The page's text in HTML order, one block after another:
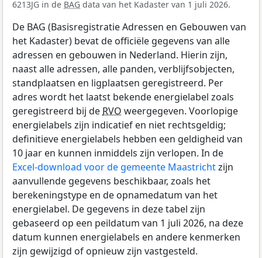
6213JG in de BAG data van het Kadaster van 1 juli 2026.
De BAG (Basisregistratie Adressen en Gebouwen van
het Kadaster) bevat de officiële gegevens van alle
adressen en gebouwen in Nederland. Hierin zijn,
naast alle adressen, alle panden, verblijfsobjecten,
standplaatsen en ligplaatsen geregistreerd. Per
adres wordt het laatst bekende energielabel zoals
geregistreerd bij de RVO weergegeven. Voorlopige
energielabels zijn indicatief en niet rechtsgeldig;
definitieve energielabels hebben een geldigheid van
10 jaar en kunnen inmiddels zijn verlopen. In de
Excel-download voor de gemeente Maastrichtzijn
aanvullende gegevens beschikbaar, zoals het
berekeningstype en de opnamedatum van het
energielabel. De gegevens in deze tabel zijn
gebaseerd op een peildatum van 1 juli 2026, na deze
datum kunnen energielabels en andere kenmerken
zijn gewijzigd of opnieuw zijn vastgesteld.